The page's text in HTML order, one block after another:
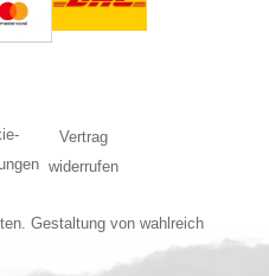
Gestaltung von wahlreich
Vertrag
widerrufen